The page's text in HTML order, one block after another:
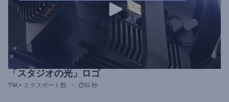
「スタジオの光」ロゴ
71K+ エクスポート数 10 秒